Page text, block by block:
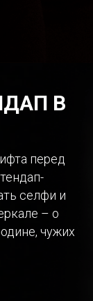
В
перед
селфи и
– о
чужих